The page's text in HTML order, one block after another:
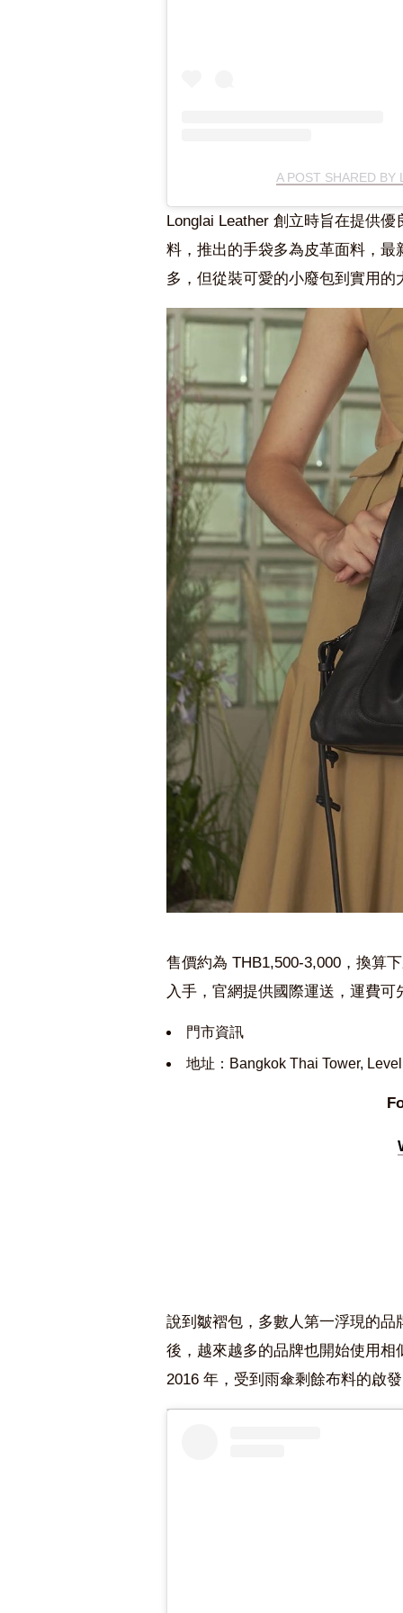
A POST SHARED BY
Longlai Leather 創立時旨在提供
料，推出的手袋多為皮革面料，
多，但從裝可愛的小廢包到實用的
售價約為 THB1,500-3,000，換算
入手，官網提供國際運送，運費可
門市資訊
地址：Bangkok Thai Tower,
說到皺褶包，多數人第一浮現的
後，越來越多的品牌也開始使用
2016 年，受到雨傘剩餘布料的啟